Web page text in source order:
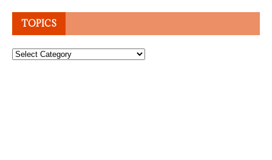
TOPICS
Topics